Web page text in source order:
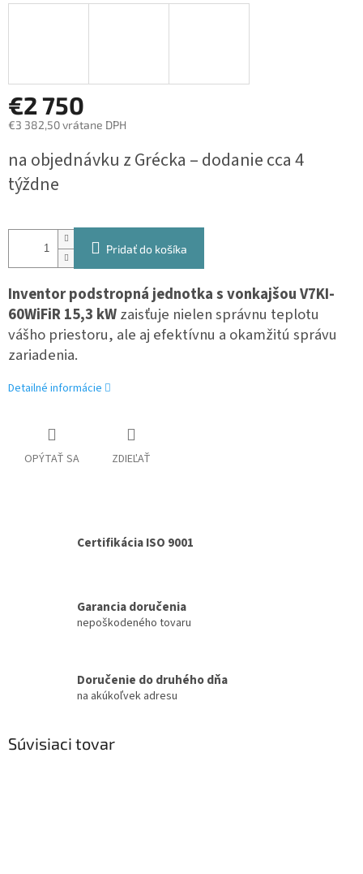
€2 750
€3 382,50 vrátane DPH
cena:
na objednávku z Grécka – dodanie cca 4
týždne
Pridať do košíka
Inventor podstropná jednotka s vonkajšou V7KI-
60WiFiR 15,3 kWzaisťuje nielen správnu teplotu
vášho priestoru, ale aj efektívnu a okamžitú správu
zariadenia.
Detailné informácie
OPÝTAŤ SA ZDIEĽAŤ
Certifikácia ISO 9001
Garancia doručenia
nepoškodeného tovaru
Doručenie do druhého dňa
na akúkoľvek adresu
Súvisiaci tovar